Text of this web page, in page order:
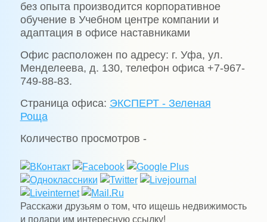
без опыта производится корпоративное
обучение в Учебном центре компании и
адаптация в офисе наставниками
Офис расположен по адресу: г. Уфа, ул.
Менделеева, д. 130, телефон офиса +7-967-
749-88-83.
Страница офиса: ЭКСПЕРТ - Зеленая
Роща
Количество просмотров -
Расскажи друзьям о том, что ищешь недвижимость
и подари им интересную ссылку!